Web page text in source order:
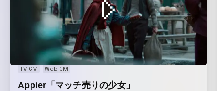
しやすい映像に仕上げるため、それぞれにメインのキャスト
を変え、コピーライティングもそれぞれの国に対応する形で
複数タイプを制作しました。
TV-CM Web CM
Appier「マッチ売りの少女」